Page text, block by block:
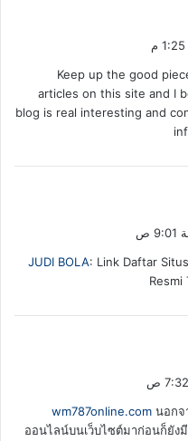
Keep up the good
articles on this site and I
blog is real interesting and
JUDI BOLA: Link Daftar
Resmi
wm787online.com นอกจ
ออนไลน์บนเว็บไซต์มาก่อนก็ยัง